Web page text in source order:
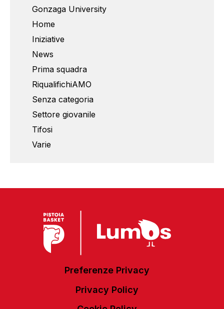
Gonzaga University
Home
Iniziative
News
Prima squadra
RiqualifichiAMO
Senza categoria
Settore giovanile
Tifosi
Varie
Preferenze Privacy
Privacy Policy